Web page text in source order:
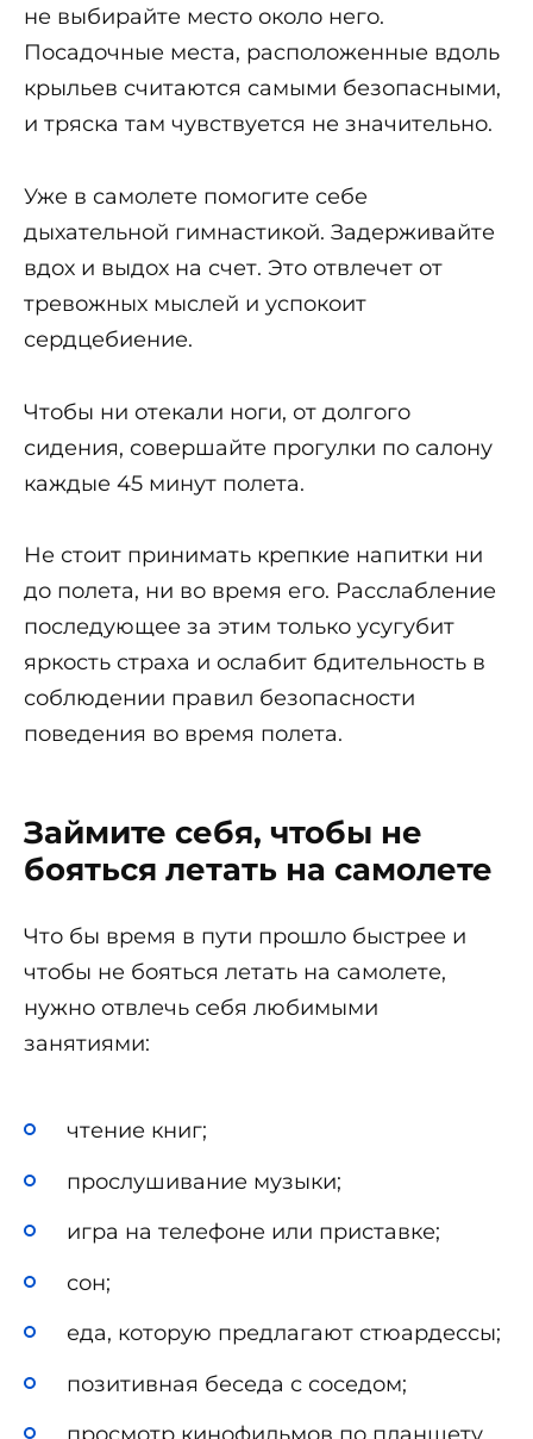
не выбирайте место около него.
Посадочные места, расположенные вдоль
крыльев считаются самыми безопасными,
и тряска там чувствуется не значительно.
Уже в самолете помогите себе
дыхательной гимнастикой. Задерживайте
вдох и выдох на счет. Это отвлечет от
тревожных мыслей и успокоит
сердцебиение.
Чтобы ни отекали ноги, от долгого
сидения, совершайте прогулки по салону
каждые 45 минут полета.
Не стоит принимать крепкие напитки ни
до полета, ни во время его. Расслабление
последующее за этим только усугубит
яркость страха и ослабит бдительность в
соблюдении правил безопасности
поведения во время полета.
Займите себя, чтобы не
бояться летать на самолете
Что бы время в пути прошло быстрее и
чтобы не бояться летать на самолете,
нужно отвлечь себя любимыми
занятиями:
чтение книг;
прослушивание музыки;
игра на телефоне или приставке;
сон;
еда, которую предлагают стюардессы;
позитивная беседа с соседом;